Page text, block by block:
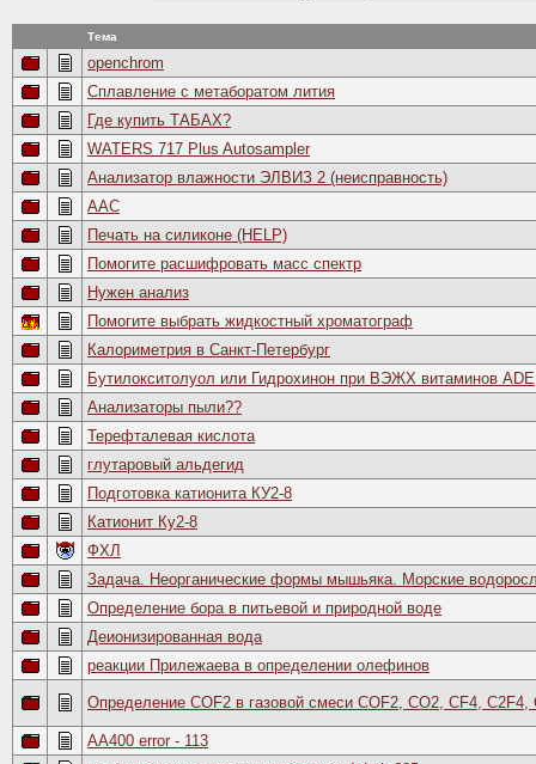
Тема
openchrom
Сплавление с метаборатом лития
Где купить ТАБАХ?
WATERS 717 Plus Autosampler
Анализатор влажности ЭЛВИЗ 2 (неисправность)
ААС
Печать на силиконе (HELP)
Помогите расшифровать масс спектр
Нужен анализ
Помогите выбрать жидкостный хроматограф
Калориметрия в Санкт-Петербург
Бутилокситолуол или Гидрохинон при ВЭЖХ витаминов ADE
Анализаторы пыли??
Терефталевая кислота
глутаровый альдегид
Подготовка катионита КУ2-8
Катионит Ку2-8
ФХЛ
Задача. Неорганические формы мышьяка. Морские
Определение бора в питьевой и природной воде
Деионизированная вода
реакции Прилежаевa в определении олефинов
Определение COF2 в газовой смеси COF2, CO2, CF4, C2F4,
AA400 error - 113